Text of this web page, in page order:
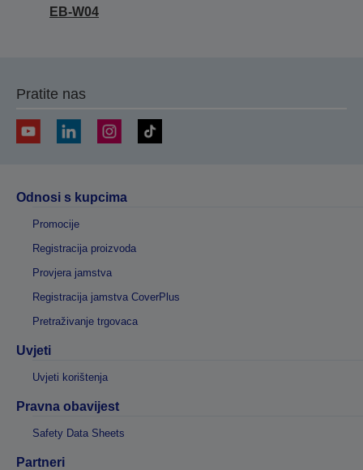
EB-W04
Pratite nas
Odnosi s kupcima
Promocije
Registracija proizvoda
Provjera jamstva
Registracija jamstva CoverPlus
Pretraživanje trgovaca
Uvjeti
Uvjeti korištenja
Pravna obavijest
Safety Data Sheets
Partneri